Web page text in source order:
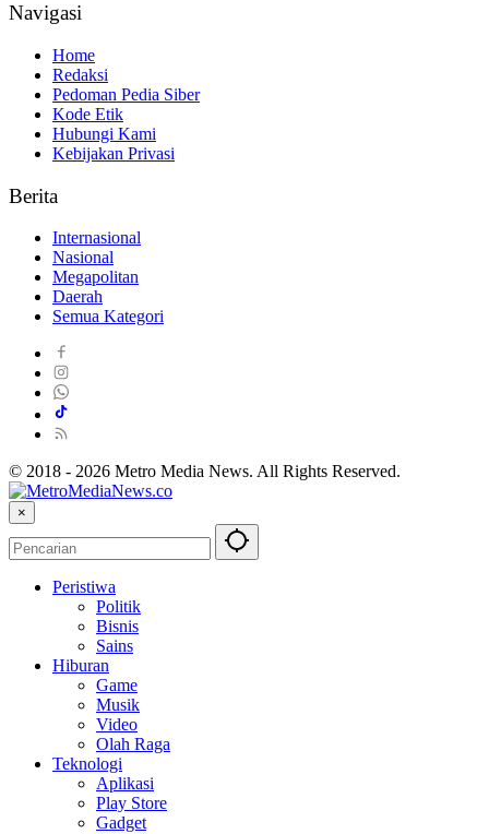
Navigasi
Home
Redaksi
Pedoman Pedia Siber
Kode Etik
Hubungi Kami
Kebijakan Privasi
Berita
Internasional
Nasional
Megapolitan
Daerah
Semua Kategori
© 2018 - 2026 Metro Media News. All Rights Reserved.
×
Peristiwa
Politik
Bisnis
Sains
Hiburan
Game
Musik
Video
Olah Raga
Teknologi
Aplikasi
Play Store
Gadget